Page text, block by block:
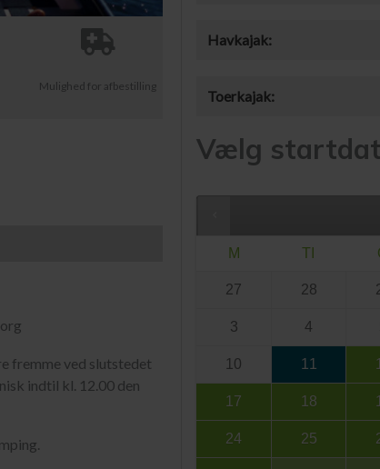
Mulighed for afbestilling
fremme ved slutstedet
indtil kl. 12.00 den
Havkajak:
Toerkajak:
Vælg
M TI
27 28
3 4
10 11
17 18
24 25